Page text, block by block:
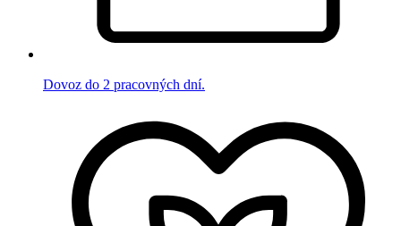
Dovoz do 2 pracovných dní.